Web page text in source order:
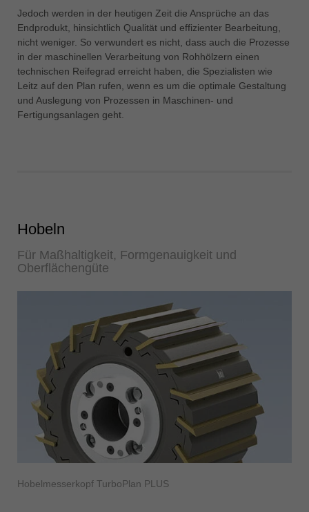
Україна
yкраїнська
Jedoch werden in der heutigen Zeit die Ansprüche an das
Endprodukt, hinsichtlich Qualität und effizienter Bearbeitung,
nicht weniger. So verwundert es nicht, dass auch die Prozesse
in der maschinellen Verarbeitung von Rohhölzern einen
technischen Reifegrad erreicht haben, die Spezialisten wie
Leitz auf den Plan rufen, wenn es um die optimale Gestaltung
und Auslegung von Prozessen in Maschinen- und
Fertigungsanlagen geht.
Hobeln
Für Maßhaltigkeit, Formgenauigkeit und
Oberflächengüte
Hobelmesserkopf TurboPlan PLUS